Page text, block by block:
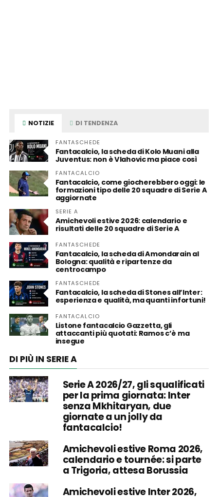
NOTIZIE DI TENDENZA
FANTASCHEDE
Fantacalcio, la scheda di Kolo Muani alla
Juventus: non è Vlahovic ma piace così
FANTACALCIO
Fantacalcio, come giocherebbero oggi: le
formazioni tipo delle 20 squadre di Serie A
aggiornate
SERIE A
Amichevoli estive 2026: calendario e
risultati delle 20 squadre di Serie A
FANTASCHEDE
Fantacalcio, la scheda di Amondarain al
Bologna: qualità e ripartenze da
centrocampo
FANTASCHEDE
Fantacalcio, la scheda di Stones all’Inter:
esperienza e qualità, ma quanti infortuni!
FANTACALCIO
Listone fantacalcio Gazzetta, gli
attaccanti più quotati: Ramos c’è ma
insegue
DI PIÙ IN SERIE A
Serie A 2026/27, gli squalificati
per la prima giornata: Inter
senza Mkhitaryan, due
giornate a un jolly da
fantacalcio!
Amichevoli estive Roma 2026,
calendario e tournée: si parte
a Trigoria, attesa Borussia
Amichevoli estive Inter 2026,